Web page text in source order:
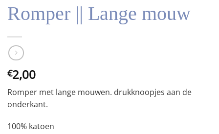
Romper || Lange mouw
€2,00
Romper met lange mouwen. drukknoopjes aan de
onderkant.
100% katoen